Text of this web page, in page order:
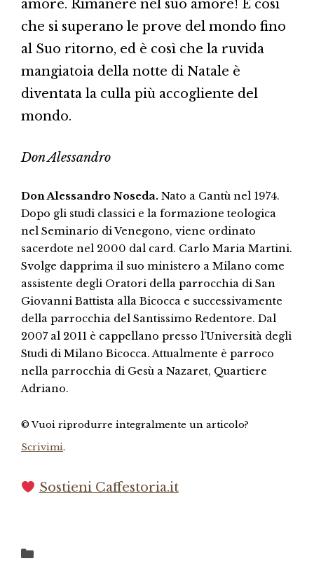
amore. Rimanere nel suo amore! È così
che si superano le prove del mondo fino
al Suo ritorno, ed è così che la ruvida
mangiatoia della notte di Natale è
diventata la culla più accogliente del
mondo.
Don Alessandro
Don Alessandro Noseda. Nato a Cantù nel 1974.
Dopo gli studi classici e la formazione teologica
nel Seminario di Venegono, viene ordinato
sacerdote nel 2000 dal card. Carlo Maria Martini.
Svolge dapprima il suo ministero a Milano come
assistente degli Oratori della parrocchia di San
Giovanni Battista alla Bicocca e successivamente
della parrocchia del Santissimo Redentore. Dal
2007 al 2011 è cappellano presso l’Università degli
Studi di Milano Bicocca. Attualmente è parroco
nella parrocchia di Gesù a Nazaret, Quartiere
Adriano.
© Vuoi riprodurre integralmente un articolo?
Scrivimi.
Sostieni Caffestoria.it